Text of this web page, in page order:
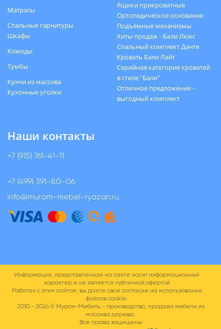
Матрасы
Спальные гарнитуры
Шкафы
Комоды
Тумбы
Кухни из массива
Кухонные уголки
Ящики прикроватные
Ортопедическое основание
Подъёмные механизмы
Хиты продаж - Бали Люкс
Спальный комплект Данте
Кровать Бали Лайт
Серийная категория кроватей
в стиле "Бали"
Отличное предложение -
выгодный комплект
Наши контакты
+7 (915) 761-41-11
+7 (499) 391-80-06
info@murom-mebel-ryazan.ru
Информация, представленная на сайте носит информационный
характер и не является публичной офертой
Работая с этим сайтом, вы даете свое согласие на использование
файлов cookie.
2010 - 2026 ©Муром-Мебель - производство, продажа мебели из
массива дерева.
Все права защищены